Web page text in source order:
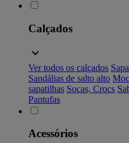
Calçados
Ver todos os calçados
Sandálias de salto alto
sapatilhas Socas, Crocs
Pantufas
Acessórios